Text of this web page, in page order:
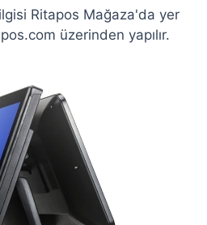
Ritapos Mağaza'da yer
üzerinden yapılır.